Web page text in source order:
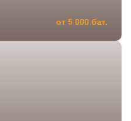
от 5 000 бат.